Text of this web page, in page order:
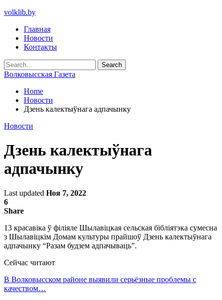
volklib.by
Главная
Новости
Контакты
Волковысская Газета
Home
Новости
Дзень калектыўнага адпачынку
Новости
Дзень калектыўнага
адпачынку
Last updated Ноя 7, 2022
6
Share
13 красавіка ў філіяле Шылавіцкая сельская бібліятэка сумесна
з Шылавіцкім Домам культуры прайшоў Дзень калектыўнага
адпачынку “Разам будзем адпачываць”.
Сейчас читают
В Волковысском районе выявили серьёзные проблемы с
качеством…